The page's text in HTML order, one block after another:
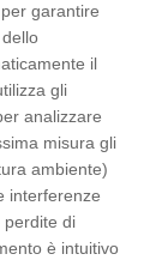
garantire
il
gli
analizzare
misura gli
ambiente)
interferenze
perdite di
è intuitivo